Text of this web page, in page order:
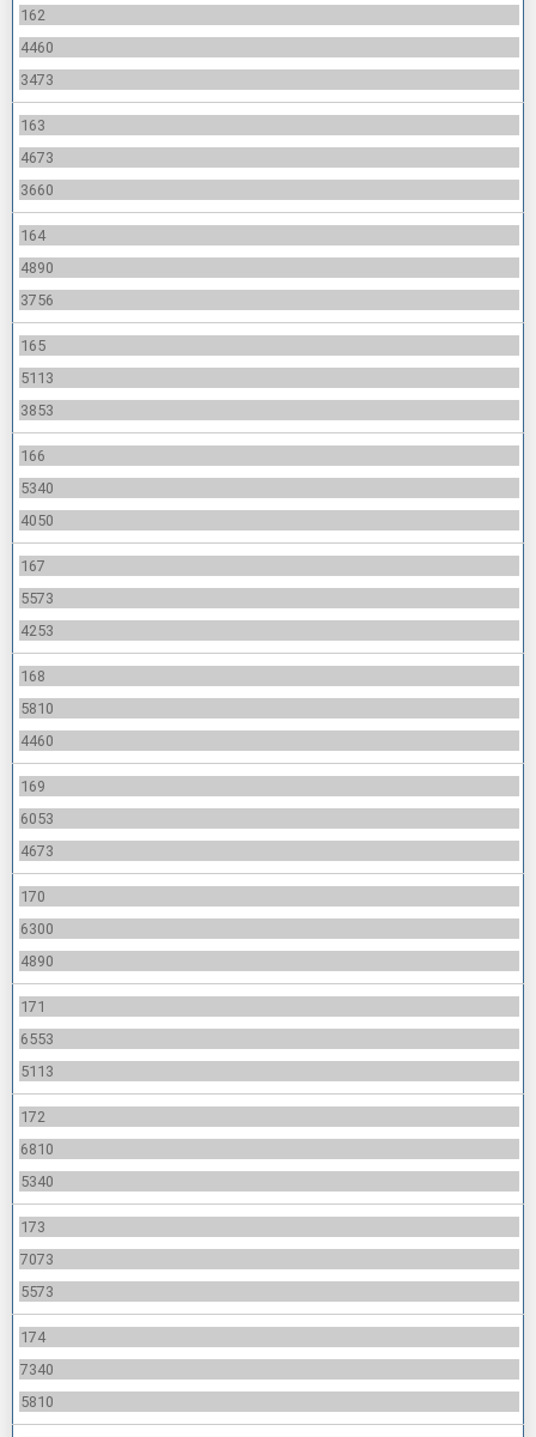
162
4460
3473
163
4673
3660
164
4890
3756
165
5113
3853
166
5340
4050
167
5573
4253
168
5810
4460
169
6053
4673
170
6300
4890
171
6553
5113
172
6810
5340
173
7073
5573
174
7340
5810